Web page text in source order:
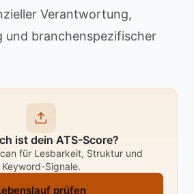
Verantwortung,
und branchenspezifischer
ist dein ATS-Score?
für Lesbarkeit, Struktur und
Keyword-Signale.
prüfen